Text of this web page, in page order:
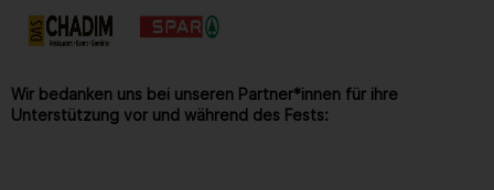
Wir bedanken uns bei unseren Partner*innen für ihre
Unterstützung vor und während des Fests: